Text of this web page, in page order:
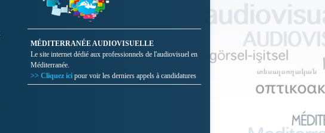
MÉDITERRANÉE AUDIOVISUELLE
Le site internet dédié aux professionnels de l'audiovisuel en
Méditerranée.
>> Cliquez ici pour voir les derniers appels à candidatures